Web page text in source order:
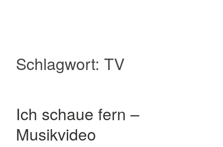
Schlagwort: TV
Ich schaue fern –
Musikvideo